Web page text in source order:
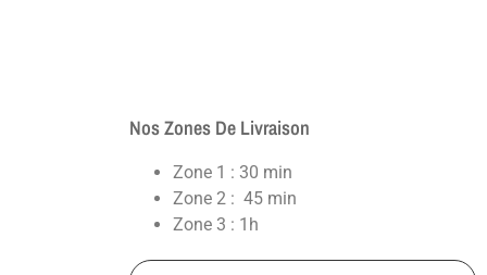
Nos Zones De Livraison
Zone 1 : 30 min
Zone 2 : 45 min
Zone 3 : 1h